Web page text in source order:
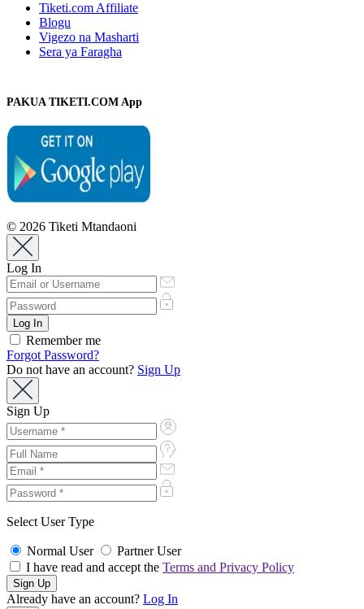
Tiketi.com Affiliate
Blogu
Vigezo na Masharti
Sera ya Faragha
PAKUA TIKETI.COM App
© 2026 Tiketi Mtandaoni
Log In
Remember me
Forgot Password?
Do not have an account? Sign Up
Sign Up
Select User Type
Normal User
Partner User
I have read and accept the Terms and Privacy Policy
Already have an account? Log In